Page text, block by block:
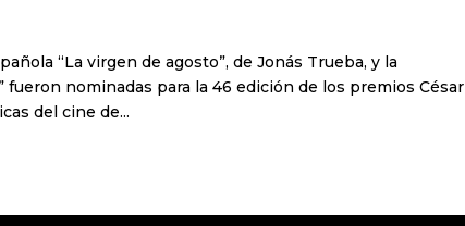
“La virgen de agosto”, de Jonás Trueba, y la
nominadas para la 46 edición de los premios César
del cine de...